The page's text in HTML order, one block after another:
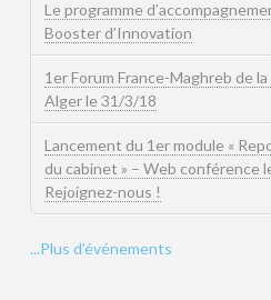
Le programme
Booster d’Innovation
1er Forum France-Maghreb de
Alger le 31/3/18
Lancement du 1er module «
du cabinet » – Web conférence
Rejoignez-nous !
...Plus d’événements